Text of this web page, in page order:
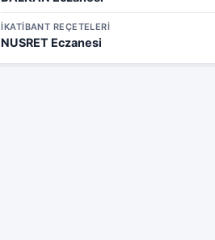
İKATİBANT REÇETELERİ
NUSRET Eczanesi